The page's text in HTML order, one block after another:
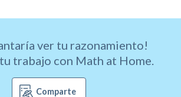
ver tu razonamiento!
trabajo con Math at Home.
Comparte